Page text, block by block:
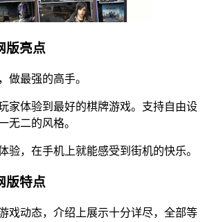
版亮点
做最强的高手。
家体验到最好的棋牌游戏。支持自由设
无二的风格。
验，在手机上就能感受到街机的快乐。
版特点
戏动态，介绍上展示十分详尽，全部等